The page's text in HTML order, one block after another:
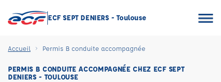
ECF SEPT DENIERS - Toulouse
Accueil Permis B conduite accompagnée
PERMIS B CONDUITE ACCOMPAGNÉE CHEZ ECF SEPT
DENIERS - TOULOUSE